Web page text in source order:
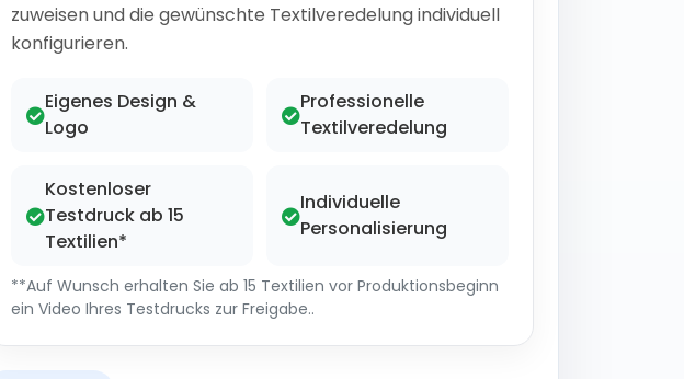
zuweisen und die gewünschte Textilveredelung individuell
konfigurieren.
Eigenes Design &
Logo
Professionelle
Textilveredelung
Kostenloser
Testdruck ab 15
Textilien*
Individuelle
Personalisierung
**Auf Wunsch erhalten Sie ab 15 Textilien vor Produktionsbeginn
ein Video Ihres Testdrucks zur Freigabe..